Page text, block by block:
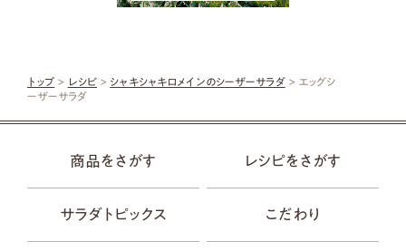
トップ > レシピ > シャキシャキロメインのシーザーサラダ > エッグシ
ーザーサラダ
商品をさがす レシピをさがす
サラダトピックス こだわり